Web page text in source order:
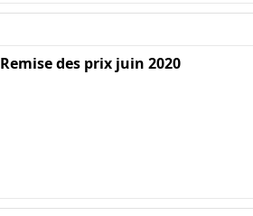
Remise des prix juin 2020